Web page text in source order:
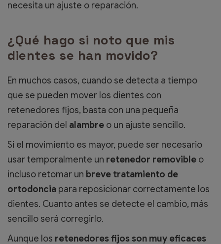
necesita un ajuste o reparación.
¿Qué hago si noto que mis
dientes se han movido?
En muchos casos, cuando se detecta a tiempo
que se pueden mover los dientes con
retenedores fijos, basta con una pequeña
reparación del alambre o un ajuste sencillo.
Si el movimiento es mayor, puede ser necesario
usar temporalmente un retenedor removible o
incluso retomar un breve tratamiento de
ortodoncia para reposicionar correctamente los
dientes. Cuanto antes se detecte el cambio, más
sencillo será corregirlo.
Aunque los retenedores fijos son muy eficaces